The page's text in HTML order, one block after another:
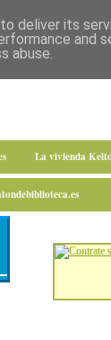
La vivienda
deliver its
abuse.